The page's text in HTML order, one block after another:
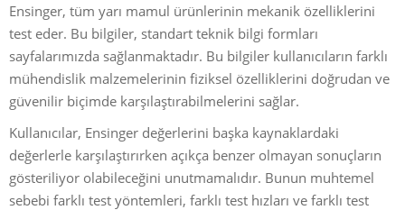
Ensinger, tüm yarı mamul ürünlerinin mekanik özelliklerini
test eder. Bu bilgiler, standart teknik bilgi formları
sayfalarımızda sağlanmaktadır. Bu bilgiler kullanıcıların farklı
mühendislik malzemelerinin fiziksel özelliklerini doğrudan ve
güvenilir biçimde karşılaştırabilmelerini sağlar.
Kullanıcılar, Ensinger değerlerini başka kaynaklardaki
değerlerle karşılaştırırken açıkça benzer olmayan sonuçların
gösteriliyor olabileceğini unutmamalıdır. Bunun muhtemel
sebebi farklı test yöntemleri, farklı test hızları ve farklı test